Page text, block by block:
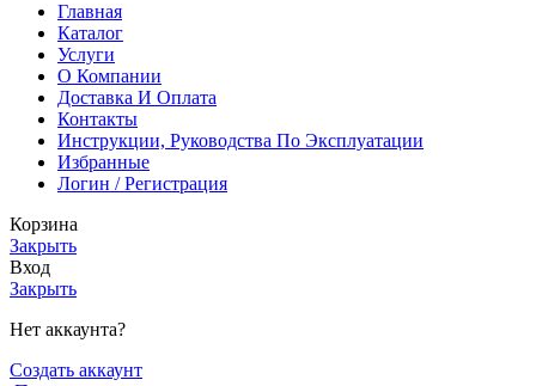
Главная
Каталог
Услуги
О Компании
Доставка И Оплата
Контакты
Инструкции, Руководства По Эксплуатации
Избранные
Логин / Регистрация
Корзина
Закрыть
Вход
Закрыть
Нет аккаунта?
Создать аккаунт